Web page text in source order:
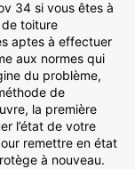
34 si vous êtes à
de toiture
aptes à effectuer
aux normes qui
du problème,
de
la première
l’état de votre
remettre en état
à nouveau.